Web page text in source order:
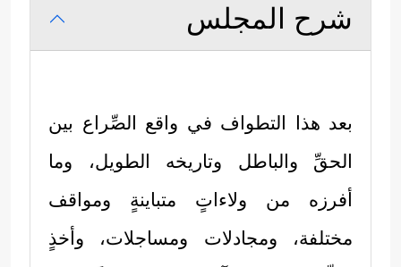
شرح المجلس
بعد هذا التطواف في واقع الصِّراع بين
الحقِّ والباطل وتاريخه الطويل، وما
أفرزه من ولاءاتٍ متباينةٍ ومواقف
مختلفة، ومجادلات ومساجلات، وأخذٍ